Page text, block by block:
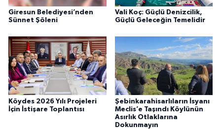
Giresun Belediyesi’nden
Sünnet Şöleni
Vali Koç: Güçlü Denizcilik,
Güçlü Geleceğin Temelidir
Köydes 2026 Yılı Projeleri
İçin İstişare Toplantısı
Şebinkarahisarlıların İsyanı
Meclis’e Taşındı Köylünün
Asırlık Otlaklarına
Dokunmayın